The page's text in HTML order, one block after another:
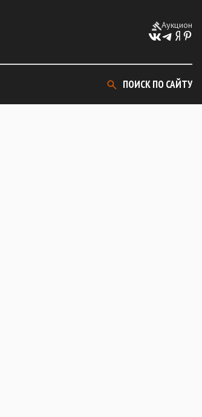
Аукцион
ПОИСК ПО САЙТУ